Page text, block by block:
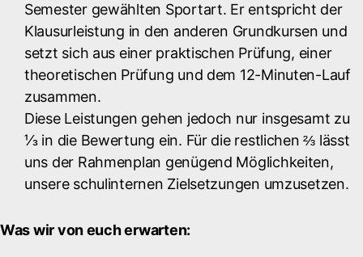
Semester gewählten Sportart. Er entspricht der
Klausurleistung in den anderen Grundkursen und
setzt sich aus einer praktischen Prüfung, einer
theoretischen Prüfung und dem 12-Minuten-Lauf
zusammen.
Diese Leistungen gehen jedoch nur insgesamt zu
⅓ in die Bewertung ein. Für die restlichen ⅔ lässt
uns der Rahmenplan genügend Möglichkeiten,
unsere schulinternen Zielsetzungen umzusetzen.
Was wir von euch erwarten: